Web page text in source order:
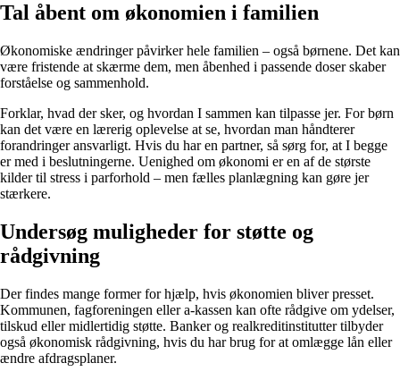
Tal åbent om økonomien i familien
Økonomiske ændringer påvirker hele familien – også børnene. Det kan
være fristende at skærme dem, men åbenhed i passende doser skaber
forståelse og sammenhold.
Forklar, hvad der sker, og hvordan I sammen kan tilpasse jer. For børn
kan det være en lærerig oplevelse at se, hvordan man håndterer
forandringer ansvarligt. Hvis du har en partner, så sørg for, at I begge
er med i beslutningerne. Uenighed om økonomi er en af de største
kilder til stress i parforhold – men fælles planlægning kan gøre jer
stærkere.
Undersøg muligheder for støtte og
rådgivning
Der findes mange former for hjælp, hvis økonomien bliver presset.
Kommunen, fagforeningen eller a-kassen kan ofte rådgive om ydelser,
tilskud eller midlertidig støtte. Banker og realkreditinstitutter tilbyder
også økonomisk rådgivning, hvis du har brug for at omlægge lån eller
ændre afdragsplaner.